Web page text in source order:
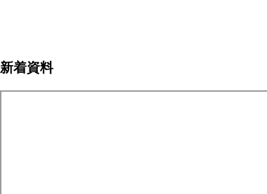
送
新着資料